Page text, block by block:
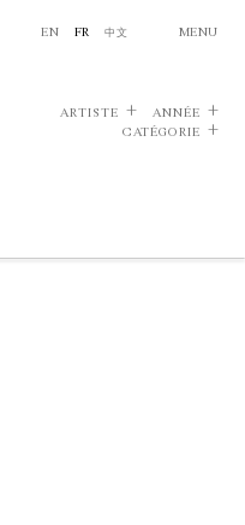
EN FR 中文 MENU
ARTISTE
ANNÉE
CATÉGORIE